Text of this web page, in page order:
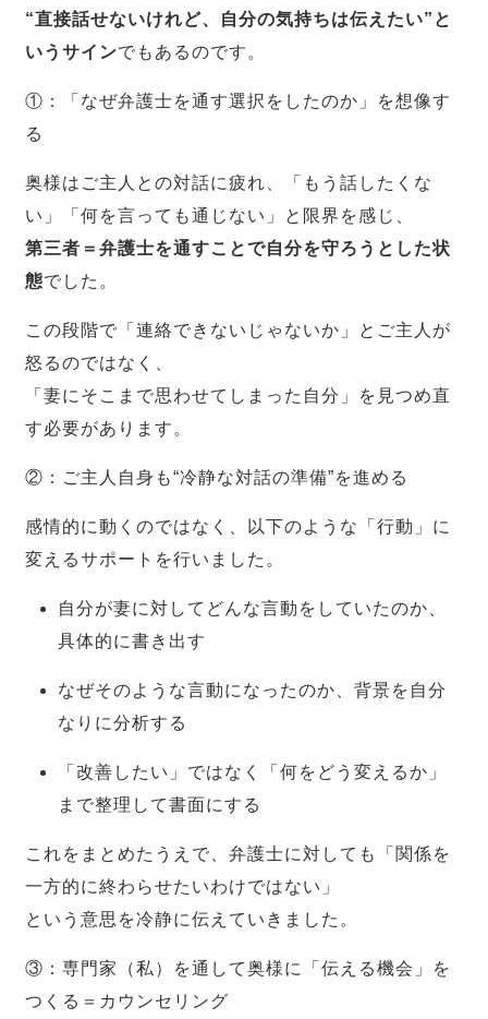
“直接話せないけれど、自分の気持ちは伝えたい”と
いうサインでもあるのです。
①：「なぜ弁護士を通す選択をしたのか」を想像す
る
奥様はご主人との対話に疲れ、「もう話したくな
い」「何を言っても通じない」と限界を感じ、
第三者＝弁護士を通すことで自分を守ろうとした状
態でした。
この段階で「連絡できないじゃないか」とご主人が
怒るのではなく、
「妻にそこまで思わせてしまった自分」を見つめ直
す必要があります。
②：ご主人自身も“冷静な対話の準備”を進める
感情的に動くのではなく、以下のような「行動」に
変えるサポートを行いました。
自分が妻に対してどんな言動をしていたのか、
具体的に書き出す
なぜそのような言動になったのか、背景を自分
なりに分析する
「改善したい」ではなく「何をどう変えるか」
まで整理して書面にする
これをまとめたうえで、弁護士に対しても「関係を
一方的に終わらせたいわけではない」
という意思を冷静に伝えていきました。
③：専門家（私）を通して奥様に「伝える機会」を
つくる＝カウンセリング